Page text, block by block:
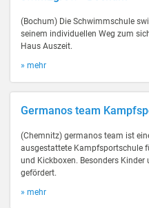
(Bochum) Die Schwimmschule
seinem individuellen Weg zum
Haus Auszeit.
» mehr
Germanos team
(Chemnitz) germanos team ist
ausgestattete Kampfsportschule
und Kickboxen. Besonders
gefördert.
» mehr